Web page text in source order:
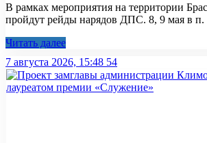
В рамках мероприятия на территории
пройдут рейды нарядов ДПС. 8, 9 мая в п.
Читать далее
7 августа 2026, 15:48 54